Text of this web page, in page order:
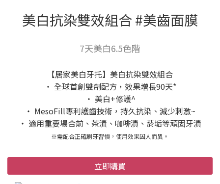
美白抗染雙效組合 #美齒面膜
7天美白6.5色階
【居家美白牙托】美白抗染雙效組合
‧ 全球首創雙劑配方，效果增長90天*
‧ 美白+修護^
‧ MesoFill專利護齒技術，持久抗染、減少刺激~
‧ 適用重要場合前、茶漬、咖啡漬、菸垢等頑固牙漬
※需配合正確刷牙習慣，使用效果因人而異。
立即購買